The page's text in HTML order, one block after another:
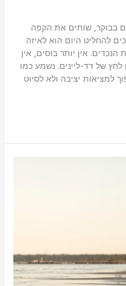
בבוקר, שותים את הקפה
להחליט היום הוא לאיזה
אין יותר בוסים, אין
של דד-ליינים. נשמע כמו
למציאות יציבה ולא לסיוט